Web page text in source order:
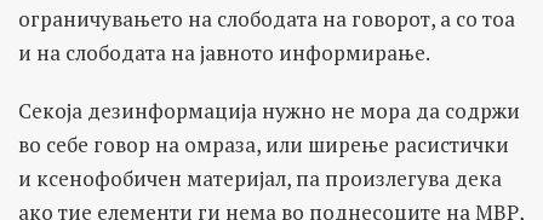
ограничувањето на слободата на говорот, а со тоа
и на слободата на јавното информирање.
Секоја дезинформација нужно не мора да содржи
во себе говор на омраза, или ширење расистички
и ксенофобичен материјал, па произлегува дека
ако тие елементи ги нема во поднесоците на МВР,